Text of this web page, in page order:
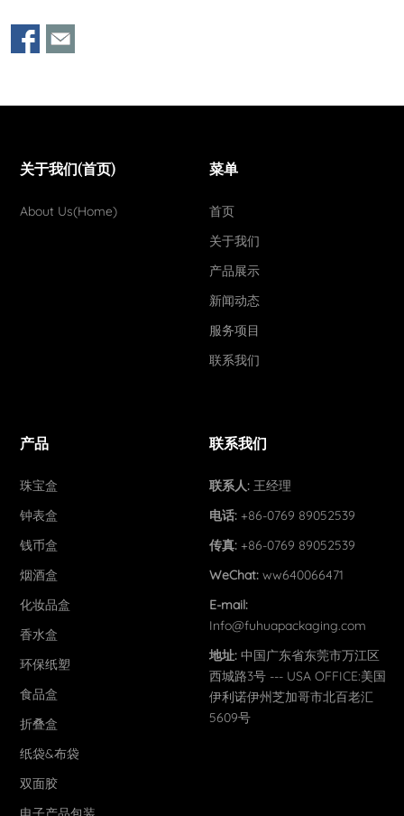
关于我们(首页)
About Us(Home)
菜单
首页
关于我们
产品展示
新闻动态
服务项目
联系我们
产品
珠宝盒
钟表盒
钱币盒
烟酒盒
化妆品盒
香水盒
环保纸塑
食品盒
折叠盒
纸袋&布袋
双面胶
联系我们
联系人: 王经理
电话: +86-0769 89052539
传真: +86-0769 89052539
WeChat: ww640066471
E-mail:
Info@fuhuapackaging.com
地址: 中国广东省东莞市万江区
西城路3号 --- USA OFFICE:美国
伊利诺伊州芝加哥市北百老汇
5609号